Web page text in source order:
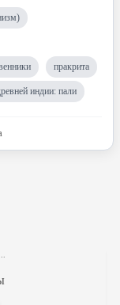
пракрита
индии: пали